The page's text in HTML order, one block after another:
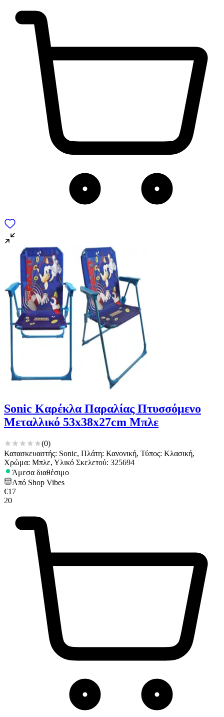
Sonic Καρέκλα Παραλίας Πτυσσόμενο
Μεταλλικό 53x38x27cm Μπλε
(0)
Κατασκευαστής: Sonic, Πλάτη: Κανονική, Τύπος: Κλασική,
Χρώμα: Μπλε, Υλικό Σκελετού: 325694
Άμεσα διαθέσιμο
Από Shop Vibes
€17
20